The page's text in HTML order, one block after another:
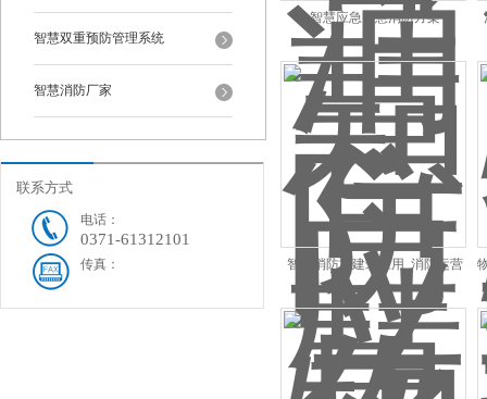
智慧双重预防管理系统
智慧消防厂家
联系方式
电话：
0371-61312101
传真：
智慧应急智慧消防方案
智慧消防古建筑应用_消防运营
管理系统